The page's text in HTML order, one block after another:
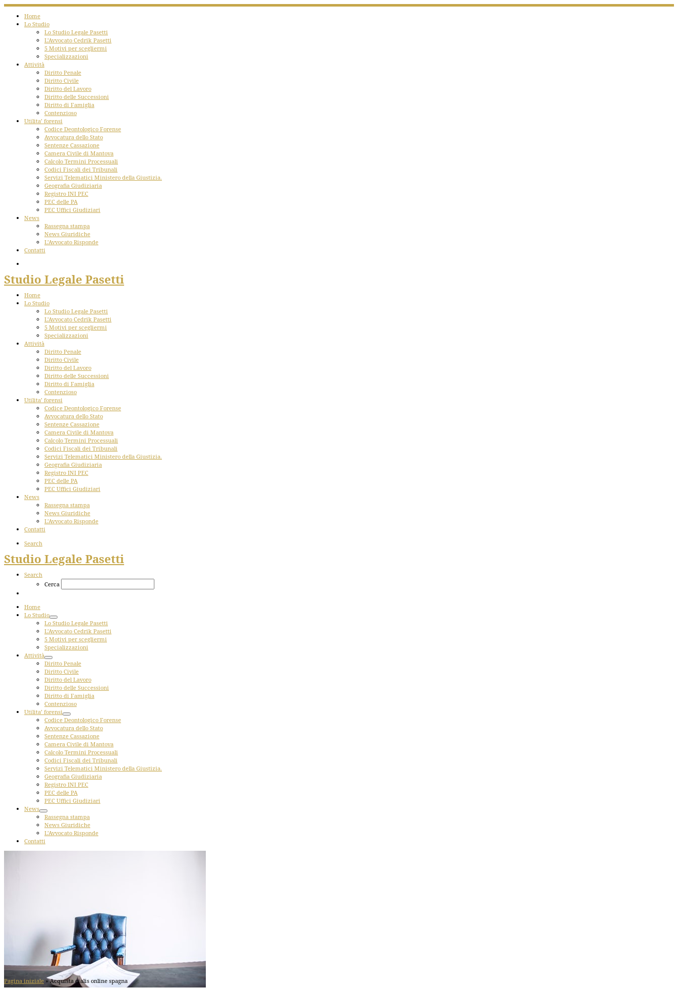
Home
Lo Studio
Lo Studio Legale Pasetti
L’Avvocato Cedrik Pasetti
5 Motivi per scegliermi
Specializzazioni
Attività
Diritto Penale
Diritto Civile
Diritto del Lavoro
Diritto delle Successioni
Diritto di Famiglia
Contenzioso
Utilita’ forensi
Codice Deontologico Forense
Avvocatura dello Stato
Sentenze Cassazione
Camera Civile di Mantova
Calcolo Termini Processuali
Codici Fiscali dei Tribunali
Servizi Telematici Ministero della Giustizia.
Geografia Giudiziaria
Registro INI PEC
PEC delle PA
PEC Uffici Giudiziari
News
Rassegna stampa
News Giuridiche
L’Avvocato Risponde
Contatti
Studio Legale Pasetti
Home
Lo Studio
Lo Studio Legale Pasetti
L’Avvocato Cedrik Pasetti
5 Motivi per scegliermi
Specializzazioni
Attività
Diritto Penale
Diritto Civile
Diritto del Lavoro
Diritto delle Successioni
Diritto di Famiglia
Contenzioso
Utilita’ forensi
Codice Deontologico Forense
Avvocatura dello Stato
Sentenze Cassazione
Camera Civile di Mantova
Calcolo Termini Processuali
Codici Fiscali dei Tribunali
Servizi Telematici Ministero della Giustizia.
Geografia Giudiziaria
Registro INI PEC
PEC delle PA
PEC Uffici Giudiziari
News
Rassegna stampa
News Giuridiche
L’Avvocato Risponde
Contatti
Search
Studio Legale Pasetti
Search
Cerca
Home
Lo Studio
Lo Studio Legale Pasetti
L’Avvocato Cedrik Pasetti
5 Motivi per scegliermi
Specializzazioni
Attività
Diritto Penale
Diritto Civile
Diritto del Lavoro
Diritto delle Successioni
Diritto di Famiglia
Contenzioso
Utilita’ forensi
Codice Deontologico Forense
Avvocatura dello Stato
Sentenze Cassazione
Camera Civile di Mantova
Calcolo Termini Processuali
Codici Fiscali dei Tribunali
Servizi Telematici Ministero della Giustizia.
Geografia Giudiziaria
Registro INI PEC
PEC delle PA
PEC Uffici Giudiziari
News
Rassegna stampa
News Giuridiche
L’Avvocato Risponde
Contatti
Pagina iniziale » Acquista cialis online spagna